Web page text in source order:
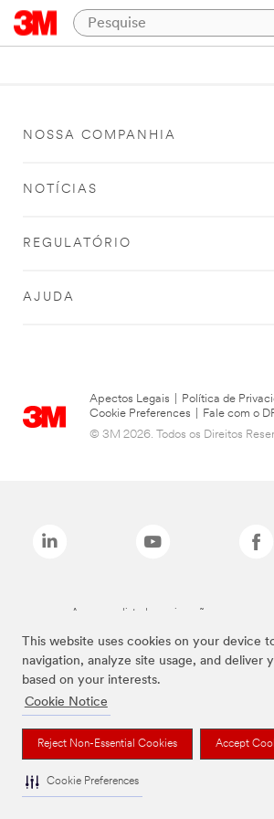
This website uses cookies on your device
navigation, analyze site usage, and deliver
based on your interests.
Cookie Notice
Reject Non-Essential Cookies Accept
Cookie Preferences
NOSSA COMPANHIA
NOTÍCIAS
REGULATÓRIO
AJUDA
Apectos Legais Política de
Cookie Preferences
Fale com o
© 3M 2026. Todos os Direitos
As marcas listadas a cima são marcas